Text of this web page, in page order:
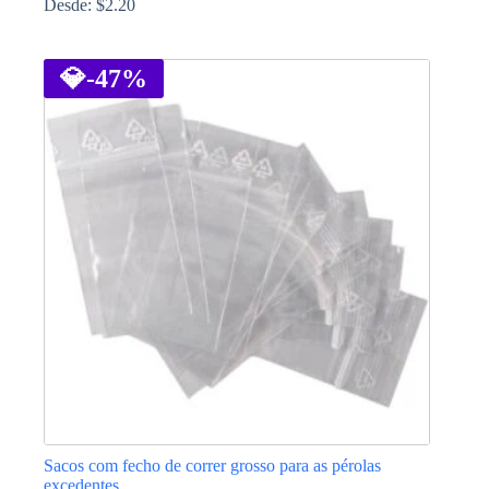
Desde: $2.20
has
multiple
variants.
The
options
may
chosen
product
💎-47%
Sacos com fecho de correr grosso para as pérolas